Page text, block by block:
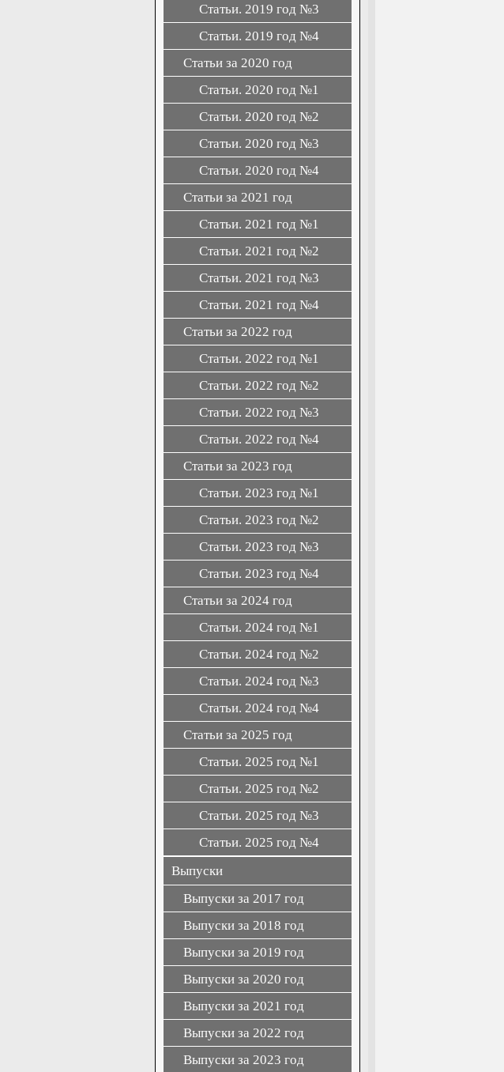
Статьи. 2019 год №3
Статьи. 2019 год №4
Статьи за 2020 год
Статьи. 2020 год №1
Статьи. 2020 год №2
Статьи. 2020 год №3
Статьи. 2020 год №4
Статьи за 2021 год
Статьи. 2021 год №1
Статьи. 2021 год №2
Статьи. 2021 год №3
Статьи. 2021 год №4
Статьи за 2022 год
Статьи. 2022 год №1
Статьи. 2022 год №2
Статьи. 2022 год №3
Статьи. 2022 год №4
Статьи за 2023 год
Статьи. 2023 год №1
Статьи. 2023 год №2
Статьи. 2023 год №3
Статьи. 2023 год №4
Статьи за 2024 год
Статьи. 2024 год №1
Статьи. 2024 год №2
Статьи. 2024 год №3
Статьи. 2024 год №4
Статьи за 2025 год
Статьи. 2025 год №1
Статьи. 2025 год №2
Статьи. 2025 год №3
Статьи. 2025 год №4
Выпуски
Выпуски за 2017 год
Выпуски за 2018 год
Выпуски за 2019 год
Выпуски за 2020 год
Выпуски за 2021 год
Выпуски за 2022 год
Выпуски за 2023 год